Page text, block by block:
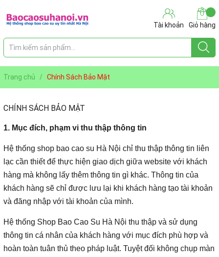
Tài khoản Giỏ hàng
Trang chủ / Chính Sách Bảo Mật
CHÍNH SÁCH BẢO MẬT
1. Mục đích, phạm vi thu thập thông tin
Hệ thống shop bao cao su Hà Nội chỉ thu thập thông tin liên
lạc cần thiết để thực hiện giao dịch giữa website với khách
hàng mà không lấy thêm thông tin gì khác. Thông tin của
khách hàng sẽ chỉ được lưu lại khi khách hàng tạo tài khoản
và đăng nhập với tài khoản của mình.
Hệ thống Shop Bao Cao Su Hà Nội thu thập và sử dụng
thông tin cá nhân của khách hàng với mục đích phù hợp và
hoàn toàn tuân thủ theo pháp luật. Tuyệt đối không chụp màn